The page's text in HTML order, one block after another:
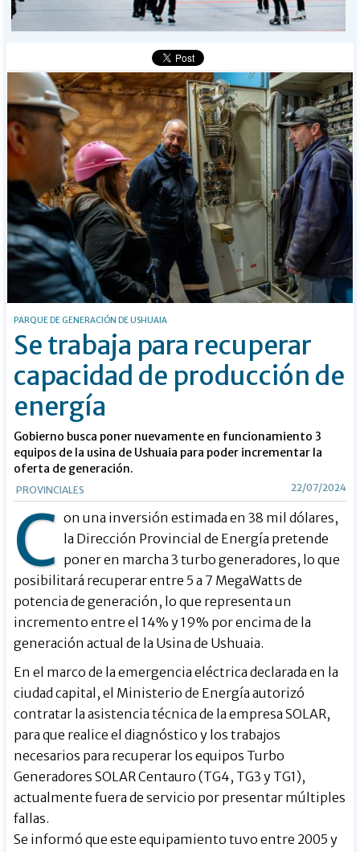
BÚSQUEDA
PARQUE DE GENERACIÓN DE USHUAIA
Se trabaja para recuperar
capacidad de producción de
energía
Gobierno busca poner nuevamente en funcionamiento 3
equipos de la usina de Ushuaia para poder incrementar la
oferta de generación.
PROVINCIALES 22/07/2024
C on una inversión estimada en 38 mil dólares,
la Dirección Provincial de Energía pretende
poner en marcha 3 turbo generadores, lo que
posibilitará recuperar entre 5 a 7 MegaWatts de
potencia de generación, lo que representa un
incremento entre el 14% y 19% por encima de la
generación actual de la Usina de Ushuaia.
En el marco de la emergencia eléctrica declarada en la
ciudad capital, el Ministerio de Energía autorizó
contratar la asistencia técnica de la empresa SOLAR,
para que realice el diagnóstico y los trabajos
necesarios para recuperar los equipos Turbo
Generadores SOLAR Centauro (TG4, TG3 y TG1),
actualmente fuera de servicio por presentar múltiples
fallas.
Se informó que este equipamiento tuvo entre 2005 y